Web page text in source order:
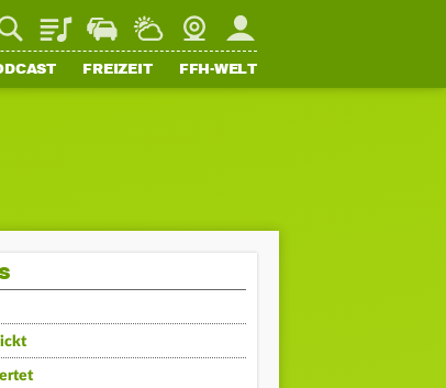
PlaylistStaupilotWetterWebcamMein FFH
FREIZEIT FFH-WELT